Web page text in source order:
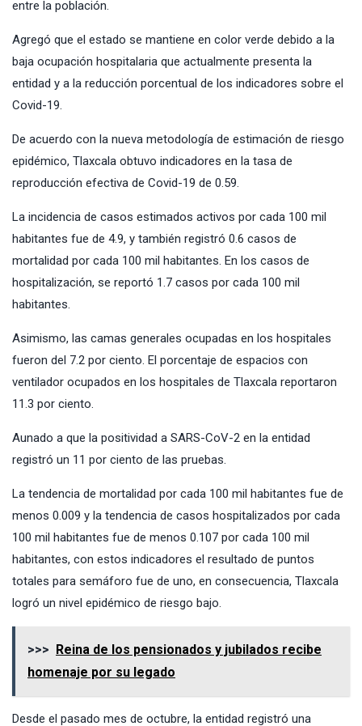
entre la población.
Agregó que el estado se mantiene en color verde debido a la
baja ocupación hospitalaria que actualmente presenta la
entidad y a la reducción porcentual de los indicadores sobre el
Covid-19.
De acuerdo con la nueva metodología de estimación de riesgo
epidémico, Tlaxcala obtuvo indicadores en la tasa de
reproducción efectiva de Covid-19 de 0.59.
La incidencia de casos estimados activos por cada 100 mil
habitantes fue de 4.9, y también registró 0.6 casos de
mortalidad por cada 100 mil habitantes. En los casos de
hospitalización, se reportó 1.7 casos por cada 100 mil
habitantes.
Asimismo, las camas generales ocupadas en los hospitales
fueron del 7.2 por ciento. El porcentaje de espacios con
ventilador ocupados en los hospitales de Tlaxcala reportaron
11.3 por ciento.
Aunado a que la positividad a SARS-CoV-2 en la entidad
registró un 11 por ciento de las pruebas.
La tendencia de mortalidad por cada 100 mil habitantes fue de
menos 0.009 y la tendencia de casos hospitalizados por cada
100 mil habitantes fue de menos 0.107 por cada 100 mil
habitantes, con estos indicadores el resultado de puntos
totales para semáforo fue de uno, en consecuencia, Tlaxcala
logró un nivel epidémico de riesgo bajo.
>>>
Reina de los pensionados y jubilados recibe
homenaje por su legado
Desde el pasado mes de octubre, la entidad registró una